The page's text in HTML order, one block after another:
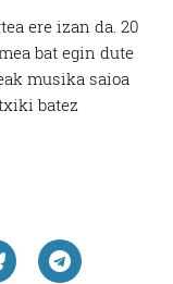
ere izan da. 20
bat egin dute
musika saioa
batez